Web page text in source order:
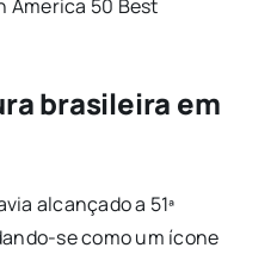
America 50 Best
brasileira em
alcançado a 51ª
se como um ícone